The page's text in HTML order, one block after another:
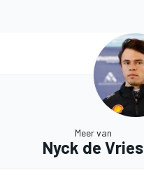
Meer van
Nyck de Vries